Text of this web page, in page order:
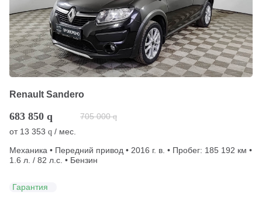
Renault Sandero
683 850 q 705 000 q
от 13 353 q / мес.
Механика • Передний привод • 2016 г. в. • Пробег: 185 192 км •
1.6 л. / 82 л.с. • Бензин
Гарантия